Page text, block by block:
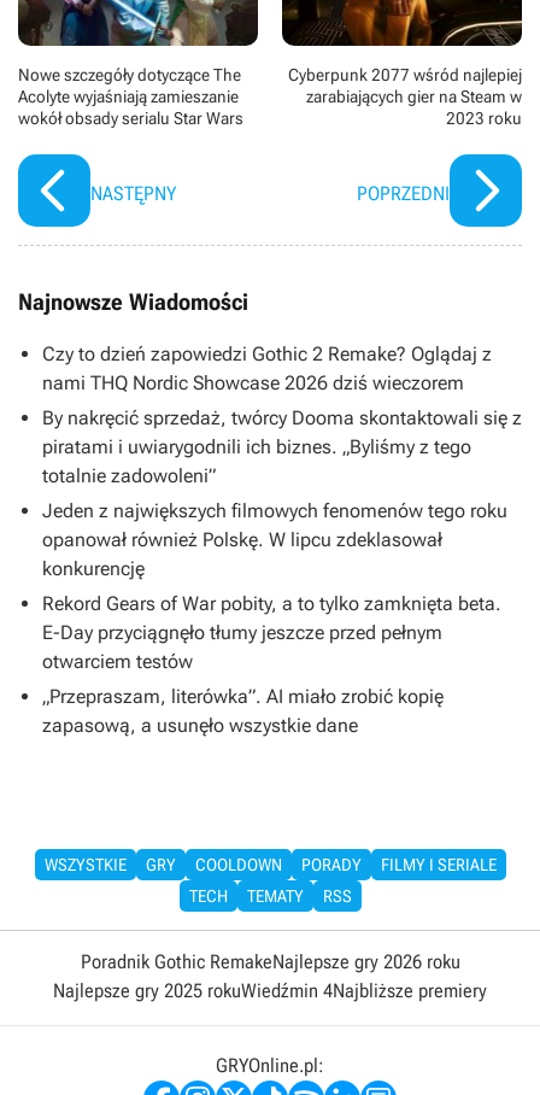
Nowe szczegóły dotyczące The
Acolyte wyjaśniają zamieszanie
wokół obsady serialu Star Wars
NASTĘPNY
Cyberpunk 2077 wśród najlepiej
zarabiających gier na Steam w
2023 roku
POPRZEDNI
Najnowsze Wiadomości
Czy to dzień zapowiedzi Gothic 2 Remake? Oglądaj z
nami THQ Nordic Showcase 2026 dziś wieczorem
By nakręcić sprzedaż, twórcy Dooma skontaktowali się z
piratami i uwiarygodnili ich biznes. „Byliśmy z tego
totalnie zadowoleni”
Jeden z największych filmowych fenomenów tego roku
opanował również Polskę. W lipcu zdeklasował
konkurencję
Rekord Gears of War pobity, a to tylko zamknięta beta.
E-Day przyciągnęło tłumy jeszcze przed pełnym
otwarciem testów
„Przepraszam, literówka”. AI miało zrobić kopię
zapasową, a usunęło wszystkie dane
WSZYSTKIE GRY COOLDOWN PORADY
FILMY I SERIALE
TECH
TEMATY RSS
Poradnik Gothic RemakeNajlepsze gry 2026 roku
Najlepsze gry 2025 rokuWiedźmin 4Najbliższe premiery
GRYOnline.pl: